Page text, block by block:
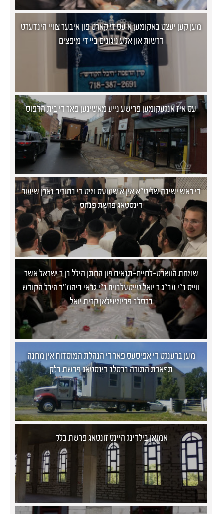
מען קען יעצט באקומען א עס די קארט פון איבער צוויי הינדערט
דרשות און אלע ניגונים ביי די מיפצים
עס איז אנגעקומען פרישע נייע מאשינען פאר די בית הדפוס
די ראש ישיבה שליט"א אין א שמועס מיט די בחורים נאכן שיעור
דינסטאג פרשת פנחס
שמחת הווארט-לחיים-תנאים פון החתן הילל בן ר ישראל אשר
ווייס נ"י עב"ג ר יואל טייטעלבוים נ"י גבאי ביהמ"ד היכל הקודש
ברסלב פרימישלאן קרית יואל
מען ברענגט די אפיסעס פאר די הנהלת המוסדות אין מחנה
תפארת התורה ברסלב דינסטאג פרשת בלק
אמואן בילדינג היינט זונטאג פרשת בלק